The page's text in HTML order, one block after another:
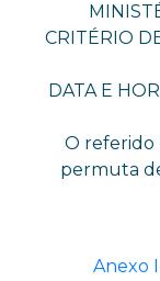
CRITÉRIO
DATA E
O referido
permuta
Anexo